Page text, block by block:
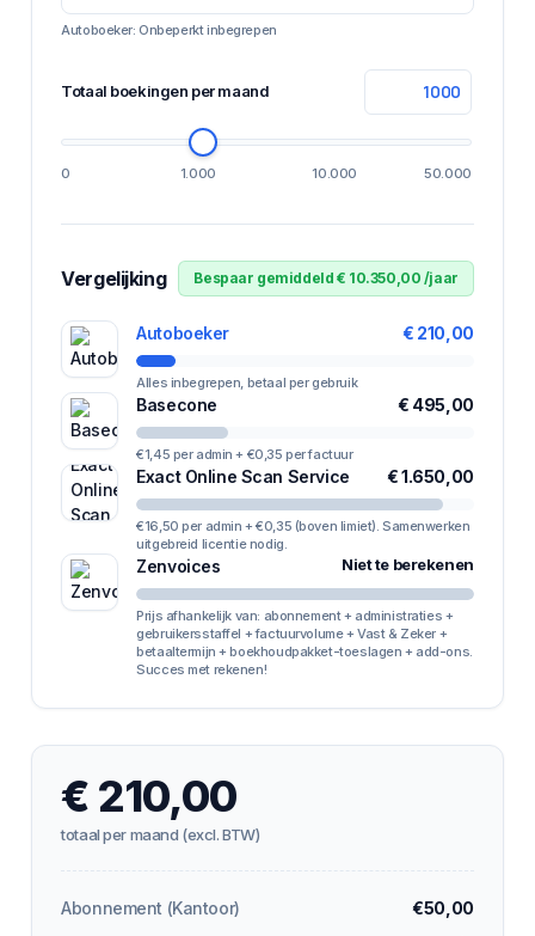
Autoboeker: Onbeperkt inbegrepen
Totaal boekingen per maand
0 1.000 10.000 50.000
Vergelijking Bespaar gemiddeld € 10.350,00 /jaar
Autoboeker € 210,00
Alles inbegrepen, betaal per gebruik
Basecone € 495,00
€1,45 per admin + €0,35 per factuur
Exact Online Scan Service € 1.650,00
€16,50 per admin + €0,35 (boven limiet). Samenwerken
uitgebreid licentie nodig.
Zenvoices Niet te berekenen
Prijs afhankelijk van: abonnement + administraties +
gebruikersstaffel + factuurvolume + Vast & Zeker +
betaaltermijn + boekhoudpakket-toeslagen + add-ons.
Succes met rekenen!
€ 210,00
totaal per maand (excl. BTW)
Abonnement (Kantoor)
€50,00